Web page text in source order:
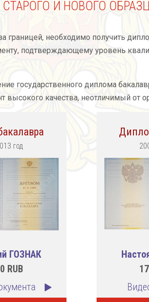
И НОВОГО
необходимо получить
подтверждающему уровень
государственного диплома
качества, неотличимый от
год
ГОЗНАК
RUB